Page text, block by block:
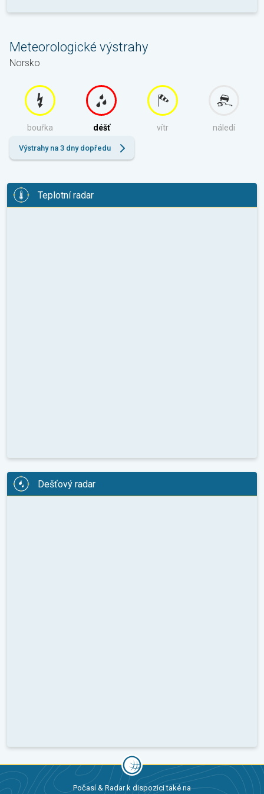
Meteorologické výstrahy
Norsko
bouřka déšť vítr náledí
Výstrahy na 3 dny dopředu
Teplotní radar
Dešťový radar
Počasí & Radar k dispozici také na